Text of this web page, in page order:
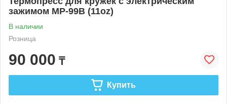
зажимом MP-99B (11oz)
В наличии
Розница
90 000 ₸
Купить